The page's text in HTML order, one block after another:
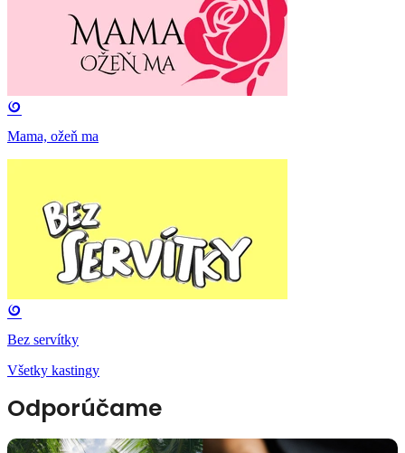
Mama, ožeň ma
Bez servítky
Všetky kastingy
Odporúčame